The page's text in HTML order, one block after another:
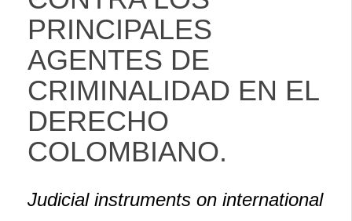
PRINCIPALES
AGENTES DE
CRIMINALIDAD EN EL
DERECHO
COLOMBIANO.
Judicial instruments on international